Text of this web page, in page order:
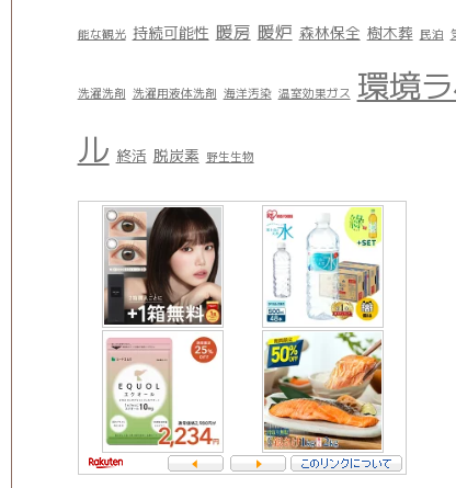
能な観光 持続可能性 暖房 暖炉 森林保全 樹木葬 民泊
洗濯洗剤 洗濯用液体洗剤 海洋汚染 温室効果ガス 環境
ル 終活 脱炭素 野生生物